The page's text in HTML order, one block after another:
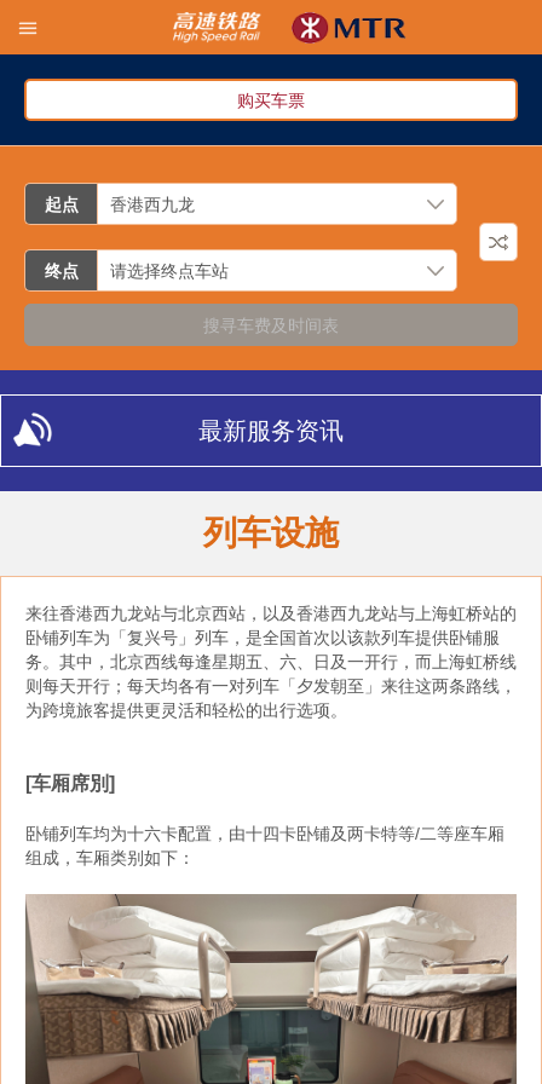
购买车票
起点
终点
搜寻车费及时间表
最新服务资讯
列车设施
来往香港西九龙站与北京西站，以及香港西九龙站与上海虹桥站的
卧铺列车为「复兴号」列车，是全国首次以该款列车提供卧铺服
务。其中，北京西线每逢星期五、六、日及一开行，而上海虹桥线
则每天开行；每天均各有一对列车「夕发朝至」来往这两条路线，
为跨境旅客提供更灵活和轻松的出行选项。
[车厢席別]
卧铺列车均为十六卡配置，由十四卡卧铺及两卡特等/二等座车厢
组成，车厢类别如下：